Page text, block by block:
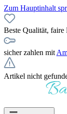
Zum Hauptinhalt
Beste Qualität, faire
sicher zahlen mit
Artikel nicht